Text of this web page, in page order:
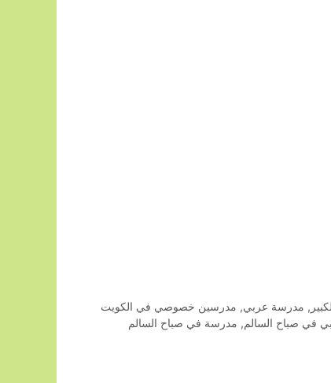
, مدرسة عربي, مدرسين خصوصي في الكويت
في صباح السالم, مدرسة في صباح السالم